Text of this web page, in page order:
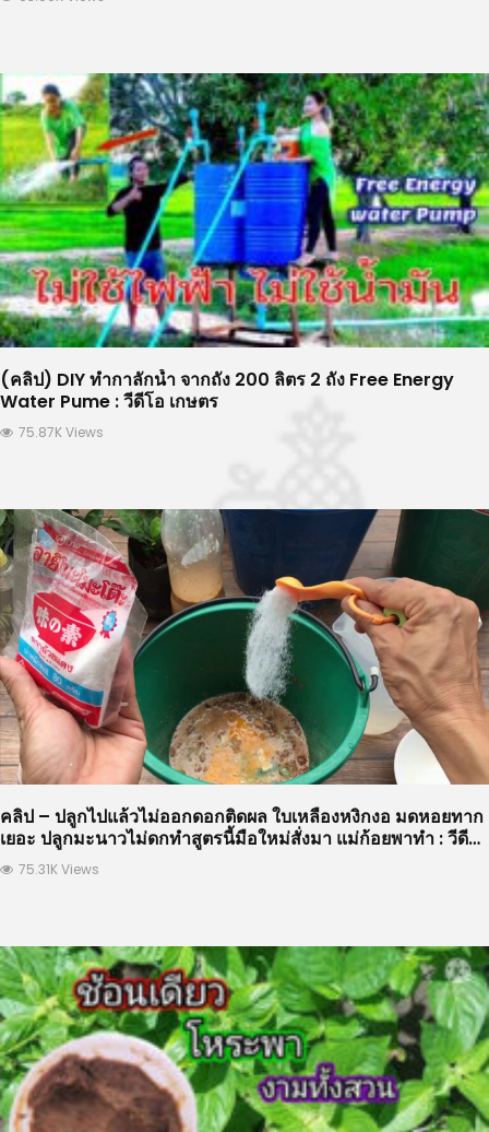
(คลิป) DIY ทำกาลักน้ำ จากถัง 200 ลิตร 2 ถัง Free Energy
Water Pume : วีดีโอ เกษตร
75.87K Views
คลิป – ปลูกไปแล้วไม่ออกดอกติดผล ใบเหลืองหงิกงอ มดหอยทาก
เยอะ ปลูกมะนาวไม่ดกทำสูตรนี้มือใหม่สั่งมา แม่ก้อยพาทำ : วีดีโอ
เกษตร
75.31K Views